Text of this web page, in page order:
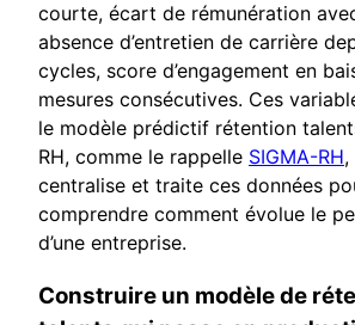
courte, écart de rémunération
absence d’entretien de carrière
cycles, score d’engagement en
mesures consécutives. Ces
le modèle prédictif rétention
RH, comme le rappelle SIGMA-RH,
centralise et traite ces données
comprendre comment évolue le
d’une entreprise.
Construire un modèle de